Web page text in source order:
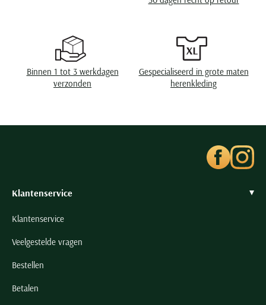
State of Art
Superdry
Tenson
Wellington of Billmore
Alle merken
Binnen 1 tot 3 werkdagen
verzonden
Gespecialiseerd in grote maten
herenkleding
Klantenservice
Klantenservice
Veelgestelde vragen
Bestellen
Betalen